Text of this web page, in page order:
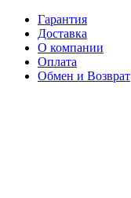
Гарантия
Доставка
О компании
Оплата
Обмен и Возврат